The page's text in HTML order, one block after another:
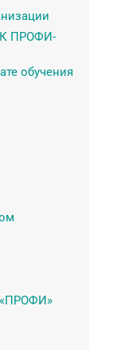
ПРОФИ-
обучения
«ПРОФИ»